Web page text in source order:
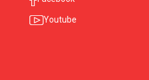
Youtube